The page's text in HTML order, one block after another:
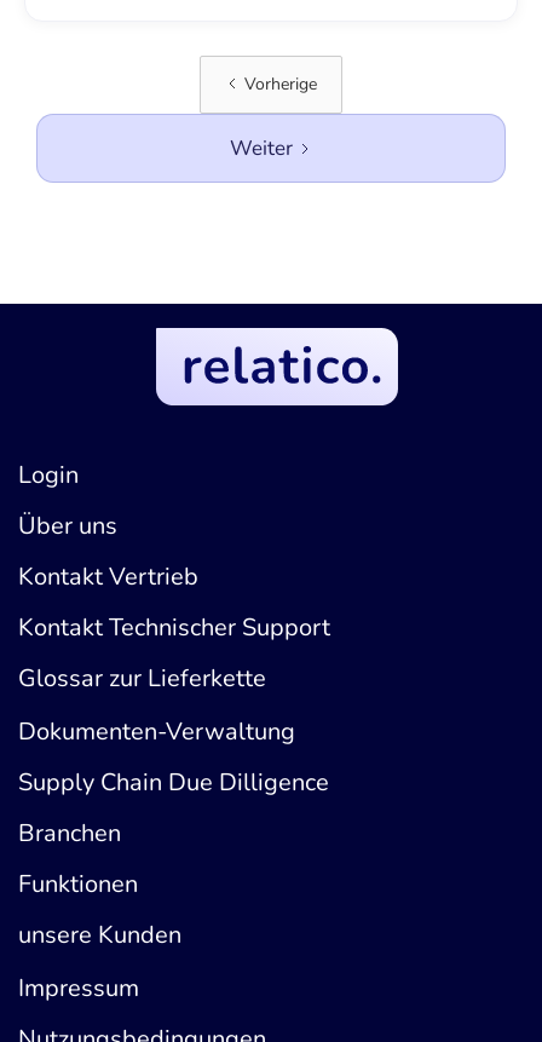
Vorherige
Weiter
Login
Über uns
Kontakt Vertrieb
Kontakt Technischer Support
Glossar zur Lieferkette
Dokumenten-Verwaltung
Supply Chain Due Dilligence
Branchen
Funktionen
unsere Kunden
Impressum